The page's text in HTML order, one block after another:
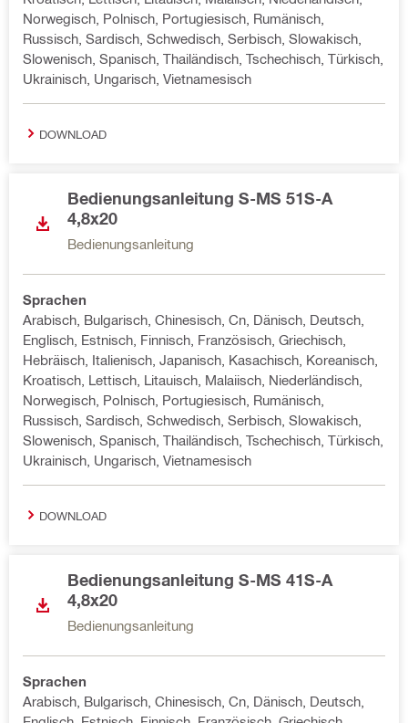
Norwegisch, Polnisch, Portugiesisch, Rumänisch,
Russisch, Sardisch, Schwedisch, Serbisch, Slowakisch,
Slowenisch, Spanisch, Thailändisch, Tschechisch, Türkisch,
Ukrainisch, Ungarisch, Vietnamesisch
DOWNLOAD
Bedienungsanleitung S-MS 51S-A
4,8x20
Bedienungsanleitung
Sprachen
Arabisch, Bulgarisch, Chinesisch, Cn, Dänisch, Deutsch,
Englisch, Estnisch, Finnisch, Französisch, Griechisch,
Hebräisch, Italienisch, Japanisch, Kasachisch, Koreanisch,
Kroatisch, Lettisch, Litauisch, Malaiisch, Niederländisch,
Norwegisch, Polnisch, Portugiesisch, Rumänisch,
Russisch, Sardisch, Schwedisch, Serbisch, Slowakisch,
Slowenisch, Spanisch, Thailändisch, Tschechisch, Türkisch,
Ukrainisch, Ungarisch, Vietnamesisch
DOWNLOAD
Bedienungsanleitung S-MS 41S-A
4,8x20
Bedienungsanleitung
Sprachen
Arabisch, Bulgarisch, Chinesisch, Cn, Dänisch, Deutsch,